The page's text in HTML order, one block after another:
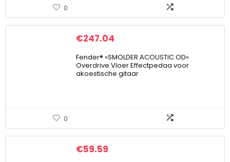
0
€247.04
Fender® »SMOLDER ACOUSTIC OD«
Overdrive Vloer Effectpedaa voor
akoestische gitaar
0
€59.59